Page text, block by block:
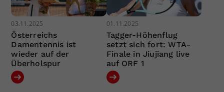
03.11.2025
Österreichs
Damentennis ist
wieder auf der
Überholspur
01.11.2025
Tagger-Höhenflug
setzt sich fort: WTA-
Finale in Jiujiang live
auf ORF 1